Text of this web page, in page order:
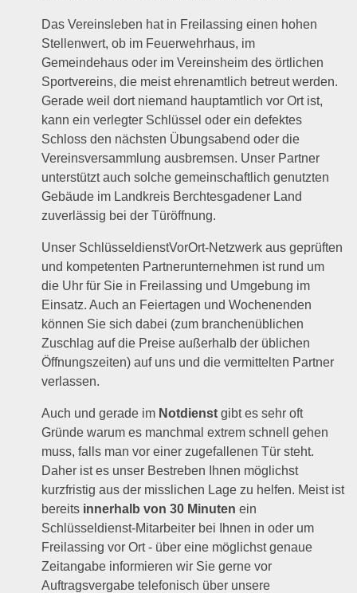
Das Vereinsleben hat in Freilassing einen hohen
Stellenwert, ob im Feuerwehrhaus, im
Gemeindehaus oder im Vereinsheim des örtlichen
Sportvereins, die meist ehrenamtlich betreut werden.
Gerade weil dort niemand hauptamtlich vor Ort ist,
kann ein verlegter Schlüssel oder ein defektes
Schloss den nächsten Übungsabend oder die
Vereinsversammlung ausbremsen. Unser Partner
unterstützt auch solche gemeinschaftlich genutzten
Gebäude im Landkreis Berchtesgadener Land
zuverlässig bei der Türöffnung.
Unser SchlüsseldienstVorOrt-Netzwerk aus geprüften
und kompetenten Partnerunternehmen ist rund um
die Uhr für Sie in Freilassing und Umgebung im
Einsatz. Auch an Feiertagen und Wochenenden
können Sie sich dabei (zum branchenüblichen
Zuschlag auf die Preise außerhalb der üblichen
Öffnungszeiten) auf uns und die vermittelten Partner
verlassen.
Auch und gerade im Notdienst gibt es sehr oft
Gründe warum es manchmal extrem schnell gehen
muss, falls man vor einer zugefallenen Tür steht.
Daher ist es unser Bestreben Ihnen möglichst
kurzfristig aus der misslichen Lage zu helfen. Meist ist
bereits innerhalb von 30 Minuten ein
Schlüsseldienst-Mitarbeiter bei Ihnen in oder um
Freilassing vor Ort - über eine möglichst genaue
Zeitangabe informieren wir Sie gerne vor
Auftragsvergabe telefonisch über unsere